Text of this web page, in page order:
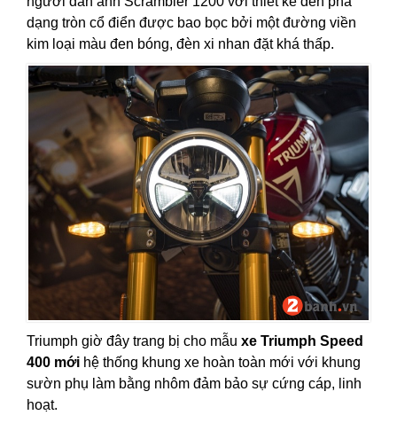
dạng tròn cổ điển được bao bọc bởi một đường viền
kim loại màu đen bóng, đèn xi nhan đặt khá thấp.
Triumph giờ đây trang bị cho mẫu xe Triumph Speed
400 mới hệ thống khung xe hoàn toàn mới với khung
sườn phụ làm bằng nhôm đảm bảo sự cứng cáp, linh
hoạt.